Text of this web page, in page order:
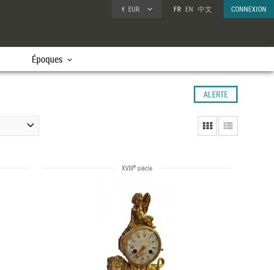
€ EUR FR EN 中文 CONNEXION
Époques
ALERTE
XVIIIesiècle